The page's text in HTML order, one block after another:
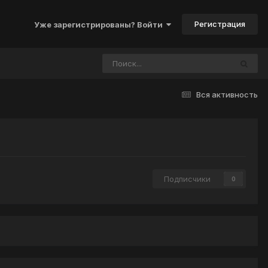
Уже зарегистрированы? Войти Регистрация
Вся активность
Подписчики 0